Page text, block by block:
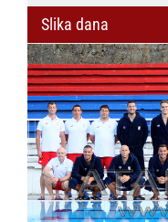
Slika dana